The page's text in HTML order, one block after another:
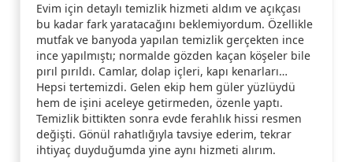
Evim için detaylı temizlik hizmeti aldım ve açıkçası
bu kadar fark yaratacağını beklemiyordum. Özellikle
mutfak ve banyoda yapılan temizlik gerçekten ince
ince yapılmıştı; normalde gözden kaçan köşeler bile
pırıl pırıldı. Camlar, dolap içleri, kapı kenarları…
Hepsi tertemizdi. Gelen ekip hem güler yüzlüydü
hem de işini aceleye getirmeden, özenle yaptı.
Temizlik bittikten sonra evde ferahlık hissi resmen
değişti. Gönül rahatlığıyla tavsiye ederim, tekrar
ihtiyaç duyduğumda yine aynı hizmeti alırım.